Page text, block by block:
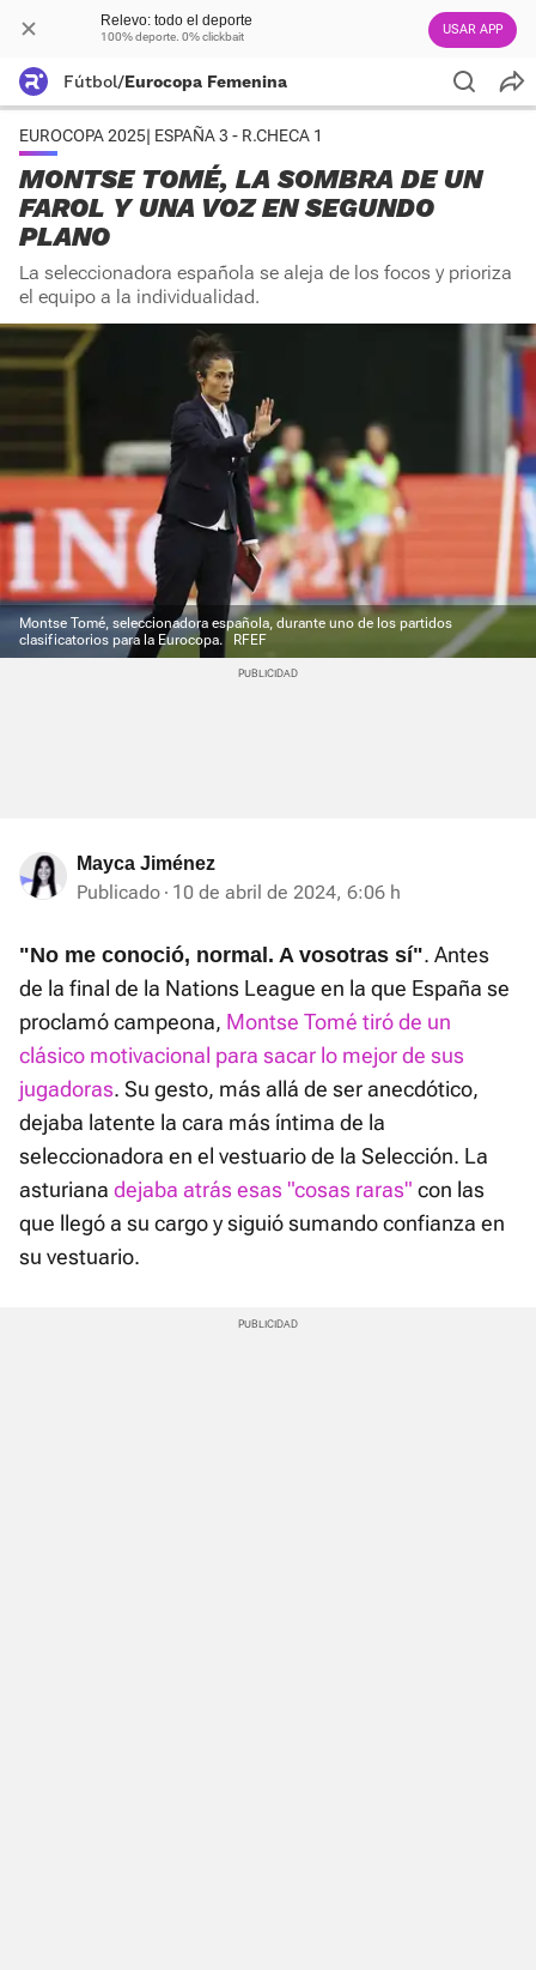
Relevo: todo el deporte
100% deporte. 0% clickbait USAR APP
Fútbol/Eurocopa Femenina
EUROCOPA 2025| ESPAÑA 3 - R.CHECA 1
MONTSE TOMÉ, LA SOMBRA DE UN
FAROL Y UNA VOZ EN SEGUNDO
PLANO
La seleccionadora española se aleja de los focos y prioriza
el equipo a la individualidad.
Montse Tomé, seleccionadora española, durante uno de los partidos
clasificatorios para la Eurocopa.
RFEF
Mayca Jiménez
Publicado 10 de abril de 2024, 6:06 h
"No me conoció, normal. A vosotras sí". Antes
de la final de la Nations League en la que España se
proclamó campeona, Montse Tomé tiró de un
clásico motivacional para sacar lo mejor de sus
jugadoras. Su gesto, más allá de ser anecdótico,
dejaba latente la cara más íntima de la
seleccionadora en el vestuario de la Selección. La
asturiana dejaba atrás esas "cosas raras" con las
que llegó a su cargo y siguió sumando confianza en
su vestuario.